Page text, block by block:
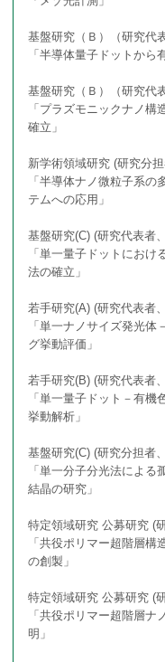
原著論文
国際学会
国内学会
外部資金獲得状況
受賞
基盤研究（Ｂ）（研究代
「半導体量子ドットから
基盤研究（Ｂ）（研究代
「プラズモニックナノ
確立」
新学術領域研究 (研究分
「半導体ナノ微粒子系
テムへの応用」
基盤研究(C) (研究代表者
「単一量子ドットにお
法の確立」
若手研究(A) (研究代表者
「単一ナノサイズ発光
グ挙動評価」
若手研究(B) (研究代表者
「単一量子ドット－有
挙動解析」
基盤研究(C) (研究分担者
「単一分子分光法によ
結晶の研究」
特定領域研究 公募研究 (
「共役ポリマー超階層
の創製」
特定領域研究 公募研究 (
「共役ポリマー超階層
明」